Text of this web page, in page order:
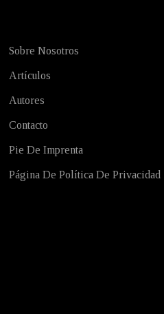
Sobre Nosotros
Artículos
Autores
Contacto
Pie De Imprenta
Página De Política De Privacidad